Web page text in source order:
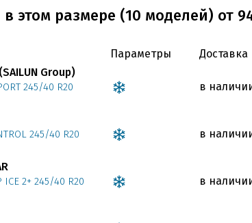
этом размере (10 моделей) от
Параметры Доставка
Group)
245/40 R20
в
245/40 R20
в
ICE 2+ 245/40 R20
в